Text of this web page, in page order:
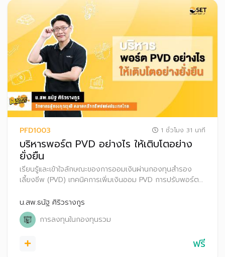
PFD1003 1 ชั่วโมง 31 นาที
บริหารพอร์ต PVD อย่างไร ให้เติบโตอย่าง
ยั่งยืน
เรียนรู้และเข้าใจลักษณะของการออมเงินผ่านกองทุนสำรอง
เลี้ยงชีพ (PVD) เทคนิคการเพิ่มเงินออม PVD การปรับพอร์ต
อายุหรือออกจากกองทุนสำรองเลี้ยงชีพ
น.สพ.ธนัฐ ศิริวรางกูร
การลงทุนในกองทุนรวม
ฟรี